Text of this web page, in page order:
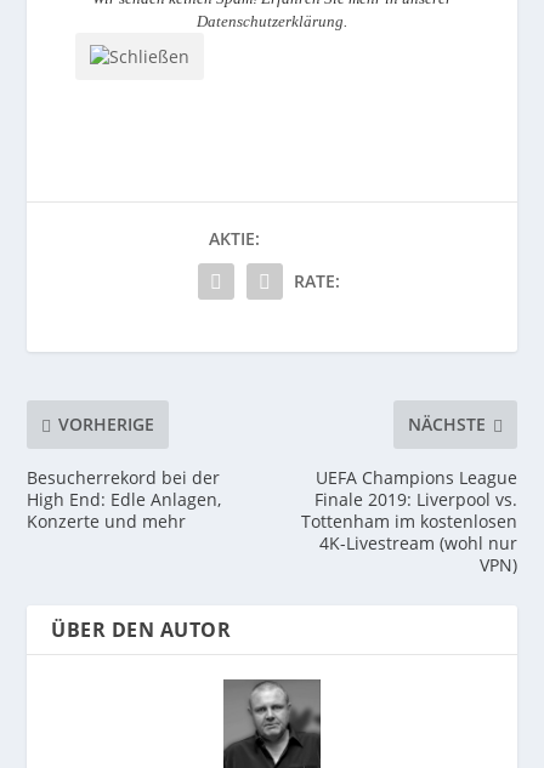
Datenschutzerklärung
AKTIE:
RATE:
VORHERIGE
Besucherrekord bei der
High End: Edle Anlagen,
Konzerte und mehr
NÄCHSTE
UEFA Champions League
Finale 2019: Liverpool vs.
Tottenham im kostenlosen
4K-Livestream (wohl nur
VPN)
ÜBER DEN AUTOR